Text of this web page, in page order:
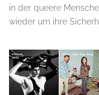
in der queere
wieder um ihre